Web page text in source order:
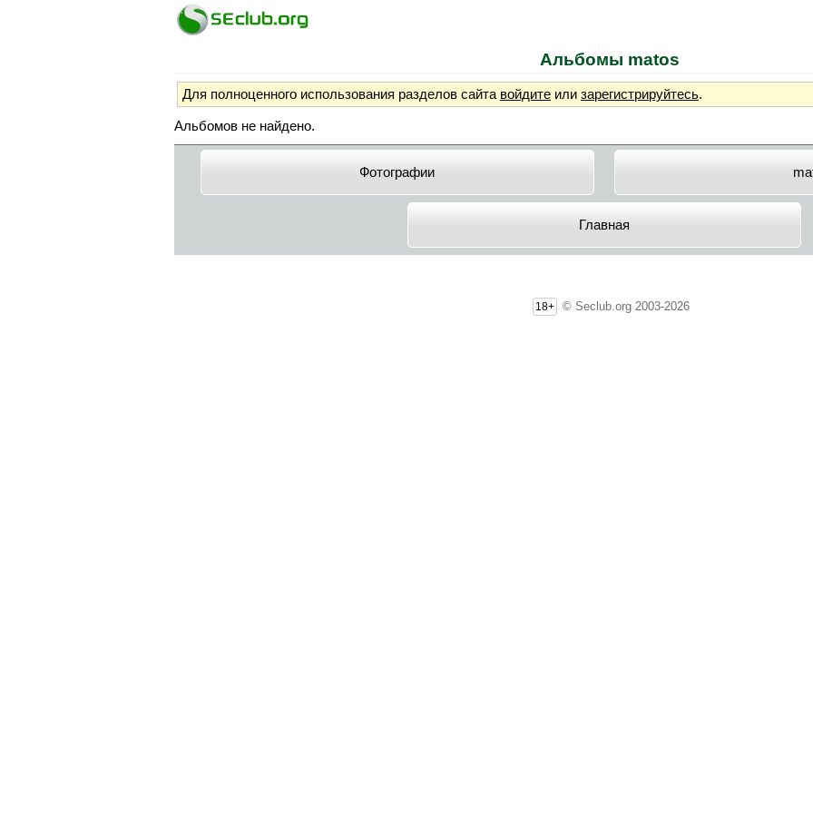
Альбомы matos
Для полноценного использования разделов сайта войдите или зарегистрируйтесь.
Альбомов не найдено.
Фотографии
Главная
18+ © Seclub.org 2003-2026